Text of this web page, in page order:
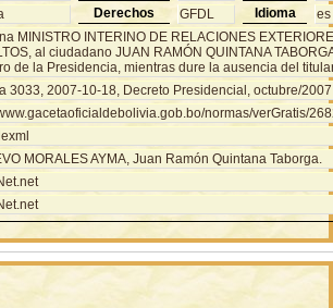
Derechos GFDL Idioma es
MINISTRO INTERINO DE RELACIONES
al ciudadano JUAN RAMÓN QUINTANA
de la Presidencia, mientras dure la ausencia del
3033, 2007-10-18, Decreto Presidencial, octubre/2007
normas/verGratis/
MORALES AYMA, Juan Ramón Quintana Taborga.